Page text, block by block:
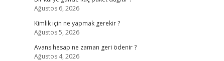
Ağustos 6, 2026
Kimlik için ne yapmak gerekir ?
Ağustos 5, 2026
Avans hesap ne zaman geri ödenir ?
Ağustos 4, 2026